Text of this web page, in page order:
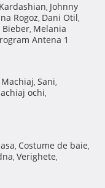
, Johnny
Rogoz, Dani Otil,
Bieber, Melania
Antena 1
Machiaj, Sani,
ochi,
, Costume de baie,
, Verighete,